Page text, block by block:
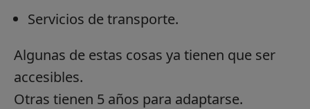
Servicios de transporte.
Algunas de estas cosas ya tienen que ser
accesibles.
Otras tienen 5 años para adaptarse.